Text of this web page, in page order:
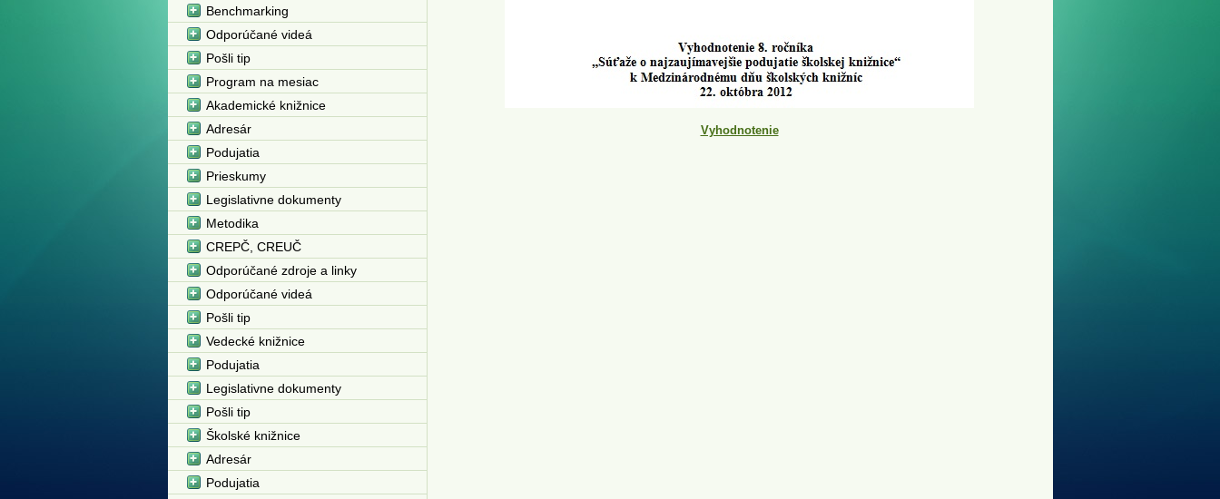
Vyhodnotenie
Benchmarking
Odporúčané videá
Pošli tip
Program na mesiac
Akademické knižnice
Adresár
Podujatia
Prieskumy
Legislativne dokumenty
Metodika
CREPČ, CREUČ
Odporúčané zdroje a linky
Odporúčané videá
Pošli tip
Vedecké knižnice
Podujatia
Legislativne dokumenty
Pošli tip
Školské knižnice
Adresár
Podujatia